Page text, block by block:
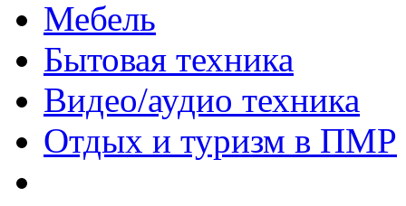
Мебель
Бытовая техника
Видео/аудио техника
Отдых и туризм в ПМР